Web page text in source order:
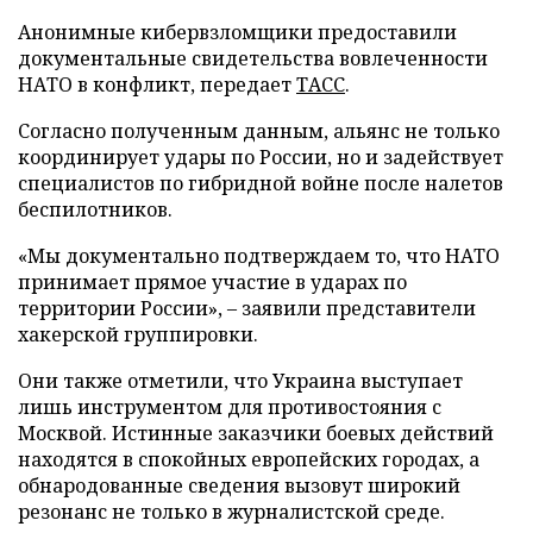
Анонимные кибервзломщики предоставили
документальные свидетельства вовлеченности
НАТО в конфликт, передаетТАСС.
Согласно полученным данным, альянс не только
координирует удары по России, но и задействует
специалистов по гибридной войне после налетов
беспилотников.
«Мы документально подтверждаем то, что НАТО
принимает прямое участие в ударах по
территории России», – заявили представители
хакерской группировки.
Они также отметили, что Украина выступает
лишь инструментом для противостояния с
Москвой. Истинные заказчики боевых действий
находятся в спокойных европейских городах, а
обнародованные сведения вызовут широкий
резонанс не только в журналистской среде.